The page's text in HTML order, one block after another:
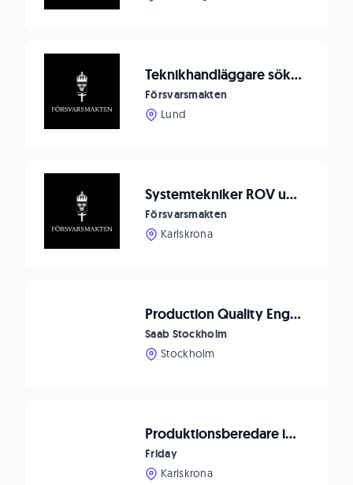
Teknikhandläggare sökes till Markverkstad Revinge
Försvarsmakten
Lund
Systemtekniker ROV undervattensvapen,
Försvarsmakten
Karlskrona
Production Quality Engineer
Saab Stockholm
Stockholm
Produktionsberedare inom el till bolag i försvarsindustrin
Friday
Karlskrona